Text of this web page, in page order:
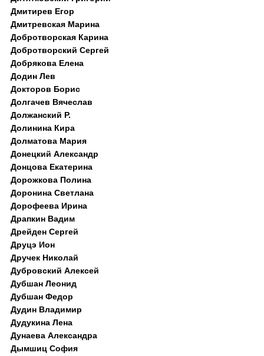
Дмитирев Егор
Дмитревская Марина
Добротворская Карина
Добротворский Сергей
Добрякова Елена
Додин Лев
Докторов Борис
Долгачев Вячеслав
Должанский Р.
Долинина Кира
Долматова Мария
Донецкий Александр
Донцова Екатерина
Дорожкова Полина
Доронина Светлана
Дорофеева Ирина
Драпкин Вадим
Дрейден Сергей
Друцэ Ион
Дручек Николай
Дубровский Алексей
Дубшан Леонид
Дубшан Федор
Дудин Владимир
Дудукина Лена
Дунаева Александра
Дымшиц София